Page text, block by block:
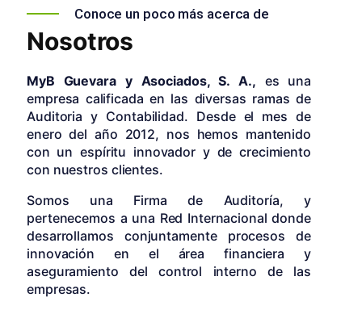
Conoce un poco más acerca de
Nosotros
MyB Guevara y Asociados, S. A., es una
empresa calificada en las diversas ramas de
Auditoria y Contabilidad. Desde el mes de
enero del año 2012, nos hemos mantenido
con un espíritu innovador y de crecimiento
con nuestros clientes.
Somos una Firma de Auditoría, y
pertenecemos a una Red Internacional donde
desarrollamos conjuntamente procesos de
innovación en el área financiera y
aseguramiento del control interno de las
empresas.